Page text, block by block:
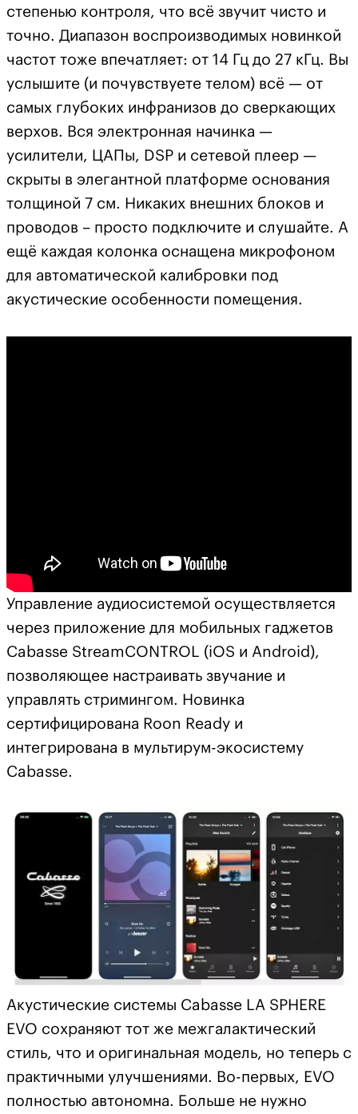
степенью контроля, что всё звучит чисто и
точно. Диапазон воспроизводимых новинкой
частот тоже впечатляет: от 14 Гц до 27 кГц. Вы
услышите (и почувствуете телом) всё — от
самых глубоких инфранизов до сверкающих
верхов. Вся электронная начинка —
усилители, ЦАПы, DSP и сетевой плеер —
скрыты в элегантной платформе основания
толщиной 7 см. Никаких внешних блоков и
проводов – просто подключите и слушайте. А
ещё каждая колонка оснащена микрофоном
для автоматической калибровки под
акустические особенности помещения.
Управление аудиосистемой осуществляется
через приложение для мобильных гаджетов
Cabasse StreamCONTROL (iOS и Android),
позволяющее настраивать звучание и
управлять стримингом. Новинка
сертифицирована Roon Ready и
интегрирована в мультирум-экосистему
Cabasse.
Акустические системы Cabasse LA SPHERE
EVO сохраняют тот же межгалактический
стиль, что и оригинальная модель, но теперь с
практичными улучшениями. Во-первых, EVO
полностью автономна. Больше не нужно